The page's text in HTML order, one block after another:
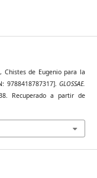
Chistes de Eugenio para la
9788418787317].GLOSSAE.
Recuperado a partir de